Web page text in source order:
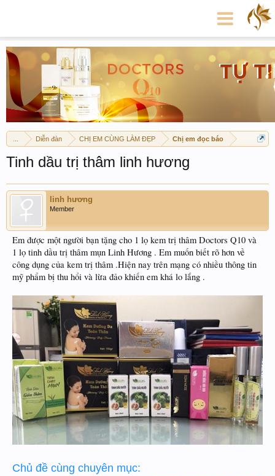
Diễn đàn CHỊ EM CÙNG LÀM ĐẸP Chị em đọc báo
Tinh dầu trị thâm linh hương
linh hương
Member
Em được một người bạn tặng cho 1 lọ kem trị thâm Doctors Q10 và
1 lọ tinh dầu trị thâm mụn Linh Hương . Em muốn biết rõ hơn về
công dụng của kem trị thâm .Hiện nay trên mạng có nhiều thông tin
mỹ phẩm bị thu hổi và lừa đảo khiến em khá lo lắng .
Chủ đề cùng chuyên mục: